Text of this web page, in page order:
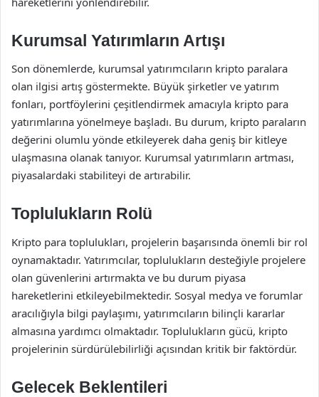
Kurumsal Yatırımların Artışı
Son dönemlerde, kurumsal yatırımcıların kripto paralara
olan ilgisi artış göstermekte. Büyük şirketler ve yatırım
fonları, portföylerini çeşitlendirmek amacıyla kripto para
yatırımlarına yönelmeye başladı. Bu durum, kripto paraların
değerini olumlu yönde etkileyerek daha geniş bir kitleye
ulaşmasına olanak tanıyor. Kurumsal yatırımların artması,
piyasalardaki stabiliteyi de artırabilir.
Toplulukların Rolü
Kripto para toplulukları, projelerin başarısında önemli bir rol
oynamaktadır. Yatırımcılar, toplulukların desteğiyle projelere
olan güvenlerini artırmakta ve bu durum piyasa
hareketlerini etkileyebilmektedir. Sosyal medya ve forumlar
aracılığıyla bilgi paylaşımı, yatırımcıların bilinçli kararlar
almasına yardımcı olmaktadır. Toplulukların gücü, kripto
projelerinin sürdürülebilirliği açısından kritik bir faktördür.
Gelecek Beklentileri